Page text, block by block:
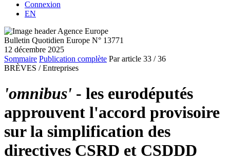
Connexion
EN
Bulletin Quotidien Europe N° 13771
12 décembre 2025
Sommaire Publication complète Par article 33 / 36
BRÈVES / Entreprises
'omnibus' - les eurodéputés
approuvent l'accord provisoire
sur la simplification des
directives CSRD et CSDDD